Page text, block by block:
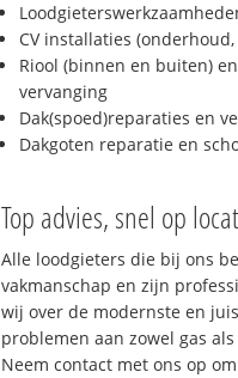
CV installaties
Riool (binnen en buiten)
vervanging
Dak(spoed)reparaties en
Dakgoten reparatie en
Top advies, snel op
Alle loodgieters die bij ons
vakmanschap en zijn
wij over de modernste en
problemen aan zowel gas
Neem contact met ons op